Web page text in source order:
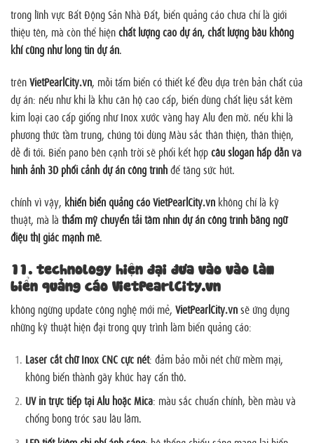
trong lĩnh vực Bất Động Sản Nhà Đất, biển quảng cáo chưa chỉ là giới
thiệu tên, mà còn thể hiệnchất lượng cao dự án, chất lượng bầu không
khí cũng như lòng tin dự án.
trênVietPearlCity.vn, mỗi tấm biển có thiết kế đều dựa trên bản chất của
dự án: nếu như khi là khu căn hộ cao cấp, biển dùng chất liệu sắt kẽm
kim loại cao cấp giống như Inox xước vàng hay Alu đen mờ. nếu khi là
phương thức tầm trung, chúng tôi dùng Màu sắc thân thiện, thân thiện,
dễ đi tới. Biển pano bên cạnh trời sẽ phối kết hợpcâu slogan hấp dẫn và
hình ảnh 3D phối cảnh dự án công trìnhđể tăng sức hút.
chính vì vậy, khiến biển quảng cáo VietPearlCity.vn không chỉ là kỹ
thuật, mà là thẩm mỹ chuyển tải tầm nhìn dự án công trình bằng ngữ
điệu thị giác mạnh mẽ.
11. technology hiện đại đưa vào vào làm
biển quảng cáo VietPearlCity.vn
không ngừng update công nghệ mới mẻ, VietPearlCity.vnsẽ ứng dụng
những kỹ thuật hiện đại trong quy trình làm biển quảng cáo:
Laser cắt chữ Inox CNC cực nét: đảm bảo mỗi nét chữ mềm mại,
không biến thành gãy khúc hay cấn thô.
UV in trực tiếp tại Alu hoặc Mica: màu sắc chuẩn chỉnh, bền màu và
chống bong tróc sau lâu lăm.